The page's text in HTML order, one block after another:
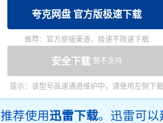
夸克网盘 官方版极速下载
推荐：官方原版渠道，极速不限速下载
安全下载 暂不支持
提示：该型号高速通道维护中，请使用左侧下载
推荐使用迅雷下载。迅雷可